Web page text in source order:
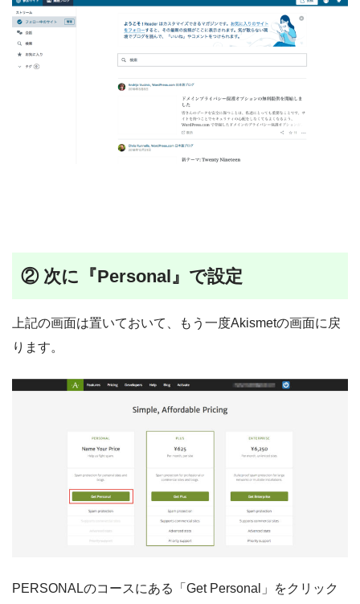
② 次に『Personal』で設定
上記の画面は置いておいて、もう一度Akismetの画面に戻
ります。
PERSONALのコースにある「Get Personal」をクリック